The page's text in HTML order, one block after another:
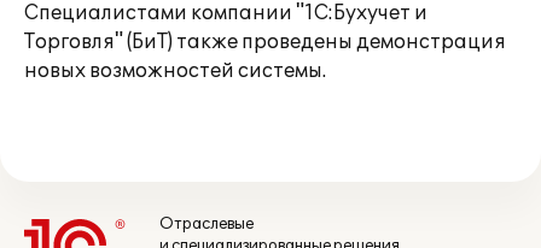
Специалистами компании "1С:Бухучет и
Торговля" (БиТ) также проведены демонстрация
новых возможностей системы.
Отраслевые